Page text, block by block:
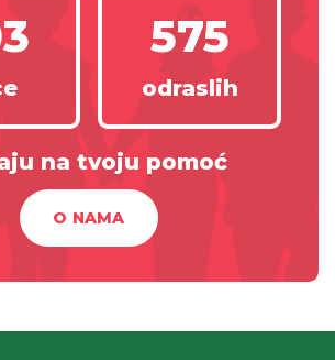
575
odraslih
na tvoju pomoć
O NAMA